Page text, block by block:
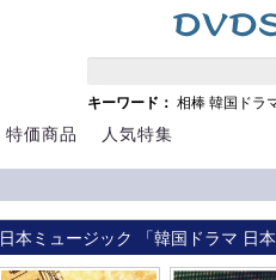
キーワード： 相棒 韓国ドラ
特価商品 人気特集
日本ミュージック 「韓国ドラマ 日